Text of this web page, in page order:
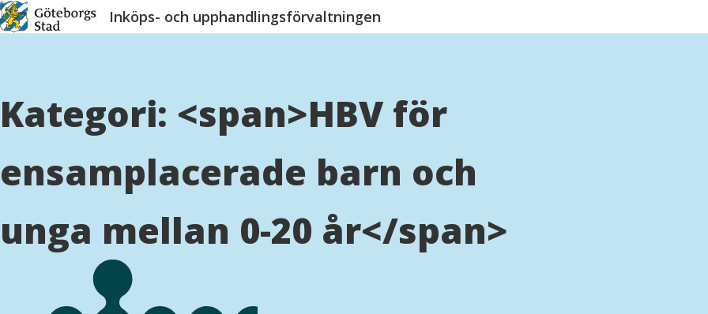
Hoppa
till
Inköps- och upphandlingsförvaltningen
Kategori: <span>HBV för
ensamplacerade barn och
unga mellan 0-20 år</span>